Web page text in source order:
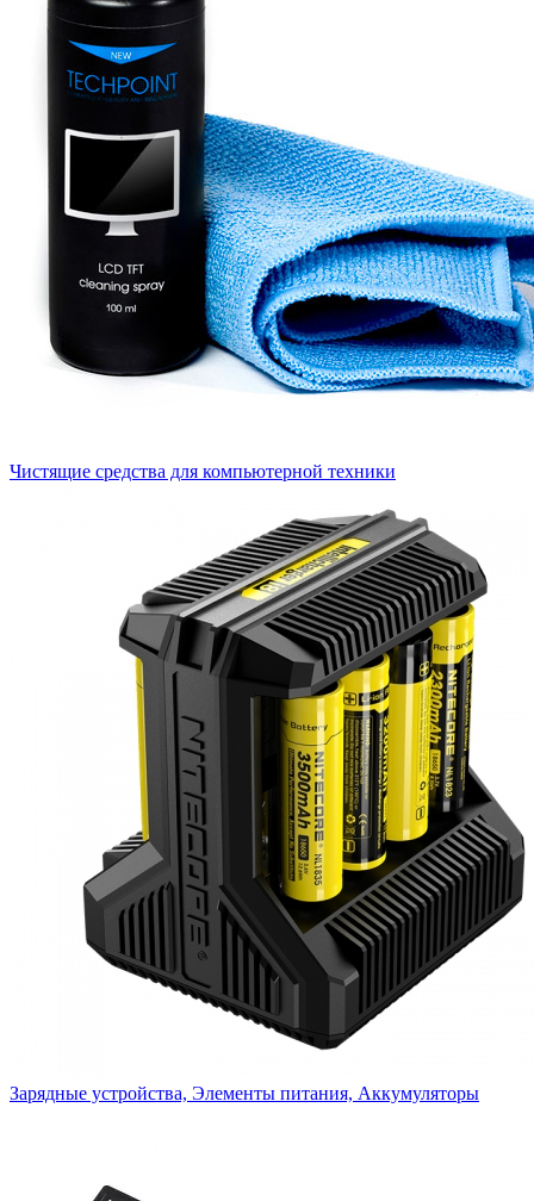
Чистящие средства для компьютерной техники
Зарядные устройства, Элементы питания, Аккумуляторы